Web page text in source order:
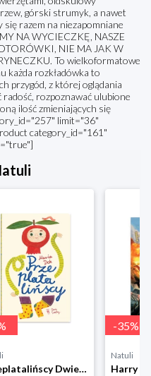
górski strumyk, a nawet
się razem na niezapomniane
NA WYCIECZKĘ, NASZE
NIE MA JAK W
To wielkoformatowe
każda rozkładówka to
przygód, z której oglądania
radość, rozpoznawać ulubione
ilość zmieniających się
limit="36"
category_id="161"
Przeplatalińscy Dwie siostry
-35%
Natuli